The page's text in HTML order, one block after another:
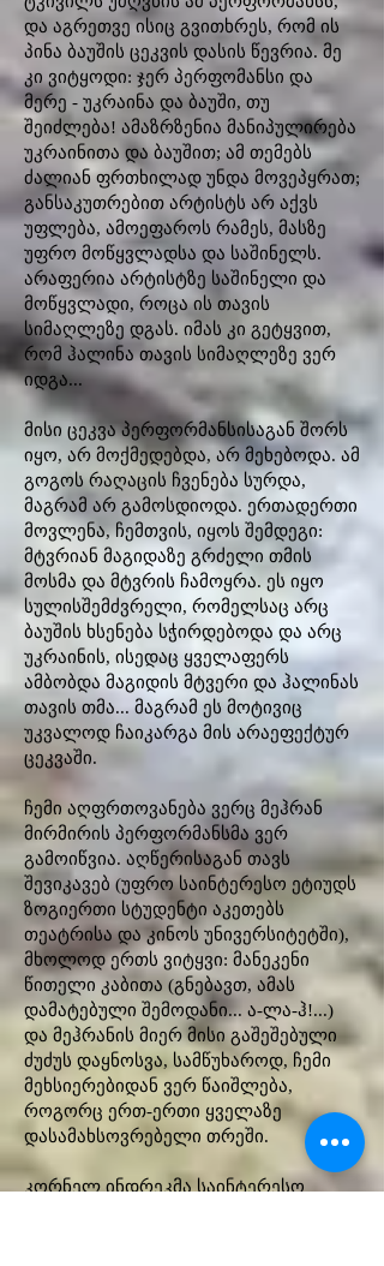
და აგრეთვე ისიც გვითხრეს, რომ ის
პინა ბაუშის ცეკვის დასის წევრია. მე
კი ვიტყოდი: ჯერ პერფომანსი და
მერე - უკრაინა და ბაუში, თუ
შეიძლება! ამაზრზენია მანიპულირება
უკრაინითა და ბაუშით; ამ თემებს
ძალიან ფრთხილად უნდა მოვეპყრათ;
განსაკუთრებით არტისტს არ აქვს
უფლება, ამოეფაროს რამეს, მასზე
უფრო მოწყვლადსა და საშინელს.
არაფერია არტისტზე საშინელი და
მოწყვლადი, როცა ის თავის
სიმაღლეზე დგას. იმას კი გეტყვით,
რომ ჰალინა თავის სიმაღლეზე ვერ
იდგა...
მისი ცეკვა პერფორმანსისაგან შორს
იყო, არ მოქმედებდა, არ მეხებოდა. ამ
გოგოს რაღაცის ჩვენება სურდა,
მაგრამ არ გამოსდიოდა. ერთადერთი
მოვლენა, ჩემთვის, იყოს შემდეგი:
მტვრიან მაგიდაზე გრძელი თმის
მოსმა და მტვრის ჩამოყრა. ეს იყო
სულისშემძვრელი, რომელსაც არც
ბაუშის ხსენება სჭირდებოდა და არც
უკრაინის, ისედაც ყველაფერს
ამბობდა მაგიდის მტვერი და ჰალინას
თავის თმა... მაგრამ ეს მოტივიც
უკვალოდ ჩაიკარგა მის არაეფექტურ
ცეკვაში.
ჩემი აღფრთოვანება ვერც მეჰრან
მირმირის პერფორმანსმა ვერ
გამოიწვია. აღწერისაგან თავს
შევიკავებ (უფრო საინტერესო ეტიუდს
ზოგიერთი სტუდენტი აკეთებს
თეატრისა და კინოს უნივერსიტეტში),
მხოლოდ ერთს ვიტყვი: მანეკენი
წითელი კაბითა (გნებავთ, ამას
დამატებული შემოდანი... ა-ლა-ჰ!...)
და მეჰრანის მიერ მისი გაშეშებული
ძუძუს დაყნოსვა, სამწუხაროდ, ჩემი
მეხსიერებიდან ვერ წაიშლება,
როგორც ერთ-ერთი ყველაზე
დასამახსოვრებელი თრეში.
კორნელ ინდრეკმა საინტერესო